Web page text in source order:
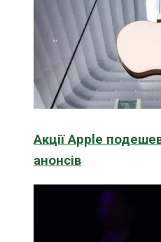
Акції Apple
анонсів